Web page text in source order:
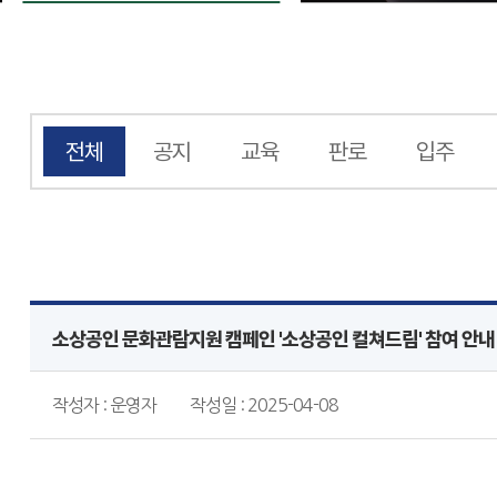
전체 공지 교육 판로 입주
소상공인 문화관람지원 캠페인 '소상공인 컬쳐드림' 참여 안내
작성자 : 운영자 작성일 : 2025-04-08